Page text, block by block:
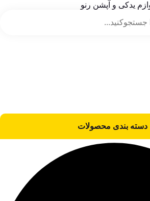
دسته‌ بندی محصولات